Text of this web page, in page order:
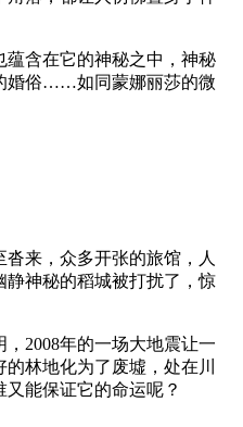
含在它的神秘之中，神秘
婚俗……如同蒙娜丽莎的微
来，众多开张的旅馆，人
神秘的稻城被打扰了，惊
2008年的一场大地震让一
林地化为了废墟，处在川
能保证它的命运呢？